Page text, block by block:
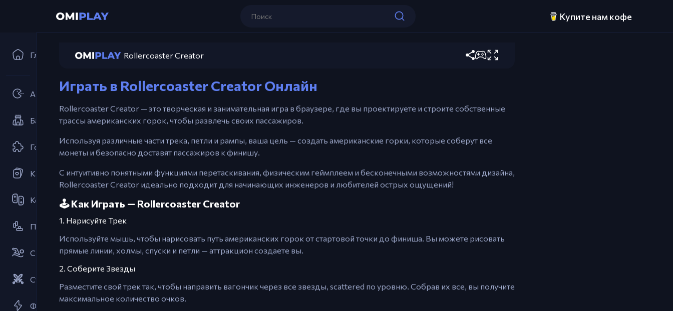
Купите нам кофе
Главная
Аркады
Башенная защита
Головоломка
Карточные игры
Кооперативные
Платформер
Спорт
Стратегии
Флеш-игры
Играть сейчас
Rollercoaster Creator
Играть в Rollercoaster Creator Онлайн
Rollercoaster Creator — это творческая и занимательная игра в браузере, где вы проектируете и строите собственные
трассы американских горок, чтобы развлечь своих пассажиров.
Используя различные части трека, петли и рампы, ваша цель — создать американские горки, которые соберут все
монеты и безопасно доставят пассажиров к финишу.
С интуитивно понятными функциями перетаскивания, физическим геймплеем и бесконечными возможностями дизайна,
Rollercoaster Creator идеально подходит для начинающих инженеров и любителей острых ощущений!
🕹️ Как Играть — Rollercoaster Creator
1. Нарисуйте Трек
Используйте мышь, чтобы нарисовать путь американских горок от стартовой точки до финиша. Вы можете рисовать
прямые линии, холмы, спуски и петли — аттракцион создаете вы.
2. Соберите Звезды
Разместите свой трек так, чтобы направить вагончик через все звезды, scattered по уровню. Собрав их все, вы получите
максимальное количество очков.